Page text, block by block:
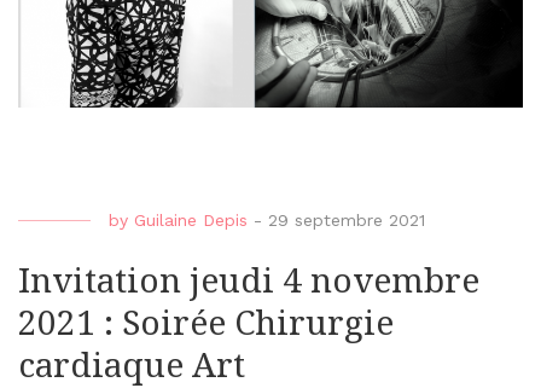
by Guilaine Depis - 29 septembre 2021
Invitation jeudi 4 novembre
2021 : Soirée Chirurgie
cardiaque Art